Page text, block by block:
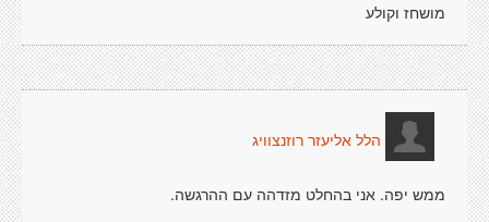
מושחז וקולע
הלל אליעזר רוזנצוויג
ממש יפה. אני בהחלט מזדהה עם ההרגשה.